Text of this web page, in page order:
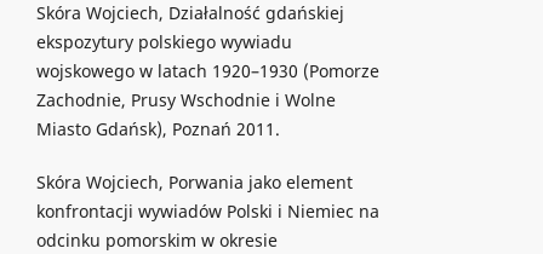
Skóra Wojciech, Działalność gdańskiej
ekspozytury polskiego wywiadu
wojskowego w latach 1920–1930 (Pomorze
Zachodnie, Prusy Wschodnie i Wolne
Miasto Gdańsk), Poznań 2011.
Skóra Wojciech, Porwania jako element
konfrontacji wywiadów Polski i Niemiec na
odcinku pomorskim w okresie